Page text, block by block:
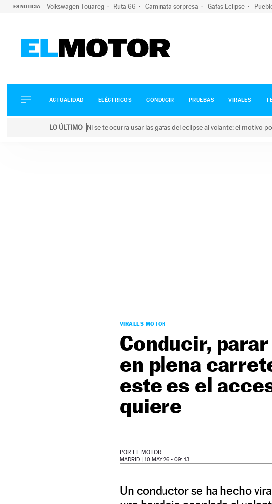
ES NOTICIA: Volkswagen Touareg Ruta 66 Caminata sorpresa Gafas Eclipse
ELÉCTRICOS
CONDUCIR
ACTUALIDAD ELÉCTRICOS CONDUCIR PRUEBAS VIRALES
LO ÚLTIMO Ni se te ocurra usar las gafas del eclipse al volante: el motivo
VIRALES MOTOR
Conducir,
en plena
este es el
quiere
POR EL MOTOR
MADRID | 10 MAY 26 - 09: 13
Un conductor se ha hecho